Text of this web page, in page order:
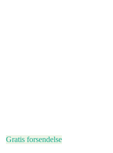
Gratis forsendelse